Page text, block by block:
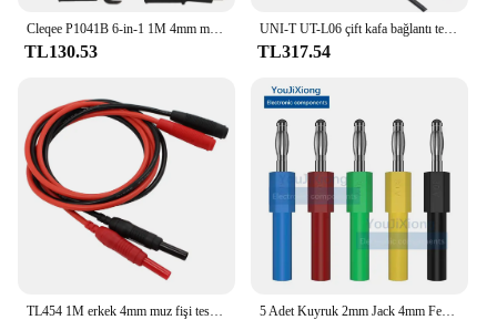
Cleqee P1041B 6-in-1 1M 4mm muz muz fiş testi kurşun kitleri timsah klip kelepçeleri 6mm U tipi fiş regüle güç kaynağı
TL130.53
UNI-T UT-L06 çift kafa bağlantı teli çift yalıtımlı muz fiş evrensel Probe Test kabloları kablo multimetre metre 1000V 10A
TL317.54
TL454 1M erkek 4mm muz fişi test hattı, yama kablosu, test uçları, cat iii 1KV/32A 5 Adet Kuyruk 2mm Jack 4mm Fener Tipi Muz Fiş, Adaptör Saf Bakır Emniyet Fişi